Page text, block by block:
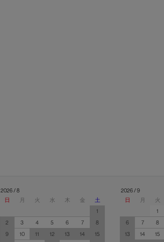
2026 / 8
日
月 火 水 木 金
土
1
2
3 4 5 6 7
8
9
10 11 12 13 14
15
2026 / 9
日
月 火
1
6
7 8
13
14 15